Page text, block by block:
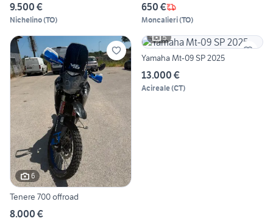
9.500 €
Nichelino(TO)
650 €
Moncalieri(TO)
6
Tenere 700 offroad
8.000 €
5
Yamaha Mt-09 SP 2025
13.000 €
Acireale(CT)